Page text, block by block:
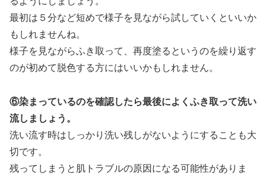
最初は５分など短めで様子を見ながら試していくといいか
もしれませんね。
様子を見ながらふき取って、再度塗るというのを繰り返す
のが初めて脱色する方にはいいかもしれません。
⑥染まっているのを確認したら最後によくふき取って洗い
流しましょう。
洗い流す時はしっかり洗い残しがないようにすることも大
切です。
残ってしまうと肌トラブルの原因になる可能性がありま